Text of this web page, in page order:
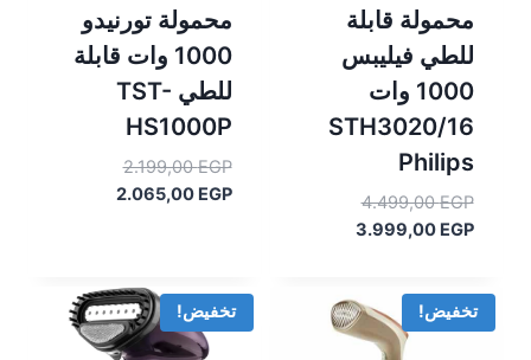
محمولة قابلة
للطي فيليبس
1000 وات
STH3020/16
Philips
4.499,00EGP
السعر
الأصلي3.999,00 EGP
السعر
3.999,00 EGP.
محمولة تورنيدو
1000 وات قابلة
للطي TST-
HS1000P
2.199,00EGP
السعر
الأصلي2.065,00 EGP
السعر
تخفيض!
تخفيض!